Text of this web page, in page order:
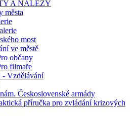
A NÁLEZY
města
most
ve městě
občany
filmaře
Vzdělávání
Československé armády
příručka pro zvládání krizových